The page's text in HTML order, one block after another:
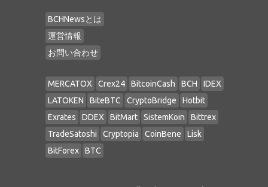
BCHNewsとは
運営情報
お問い合わせ
MERCATOX Crex24 BitcoinCash BCH
IDEX
LATOKEN
BiteBTC CryptoBridge
Hotbit
Exrates
DDEX BitMart SistemKoin
Bittrex
TradeSatoshi
Cryptopia CoinBene
Lisk
BitForex
BTC